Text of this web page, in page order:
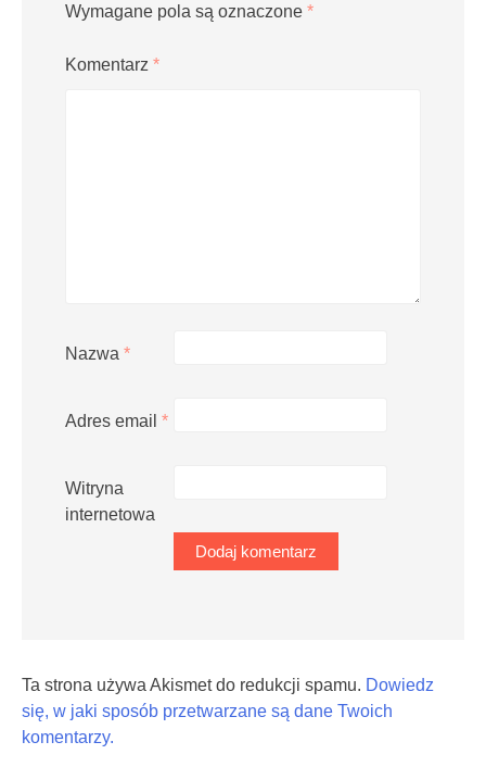
Wymagane pola są oznaczone *
Komentarz *
Nazwa *
Adres email *
Witryna
internetowa
Ta strona używa Akismet do redukcji spamu. Dowiedz
się, w jaki sposób przetwarzane są dane Twoich
komentarzy.